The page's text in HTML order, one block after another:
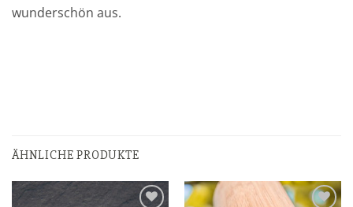
wunderschön aus.
ÄHNLICHE PRODUKTE